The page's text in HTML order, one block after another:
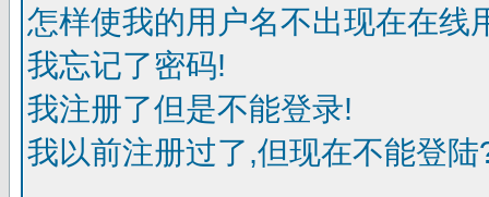
怎样使我的用户名不出现在在线
我忘记了密码!
我注册了但是不能登录!
我以前注册过了,但现在不能登陆